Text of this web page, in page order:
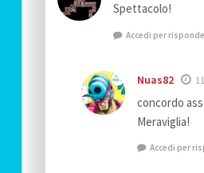
Spettacolo!
Accedi per
Nuas82
concordo
Meraviglia!
Accedi per